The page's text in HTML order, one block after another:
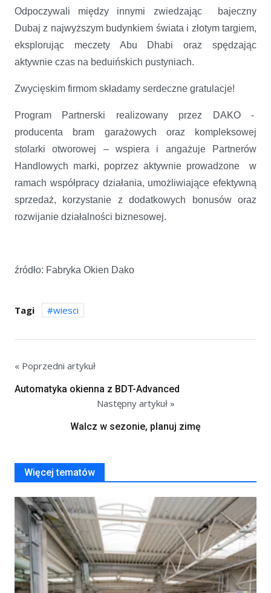
Odpoczywali między innymi zwiedzając bajeczny
Dubaj z najwyższym budynkiem świata i złotym targiem,
eksplorując meczety Abu Dhabi oraz spędzając
aktywnie czas na beduińskich pustyniach.
Zwycięskim firmom składamy serdeczne gratulacje!
Program Partnerski realizowany przez DAKO -
producenta bram garażowych oraz kompleksowej
stolarki otworowej – wspiera i angażuje Partnerów
Handlowych marki, poprzez aktywnie prowadzone w
ramach współpracy działania, umożliwiające efektywną
sprzedaż, korzystanie z dodatkowych bonusów oraz
rozwijanie działalności biznesowej.
źródło: Fabryka Okien Dako
Tagi wiesci
« Poprzedni artykuł
Automatyka okienna z BDT-Advanced
Następny artykuł »
Walcz w sezonie, planuj zimę
Więcej tematów